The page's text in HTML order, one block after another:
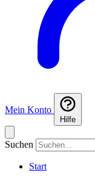
Mein Konto
Hilfe
Suchen
Start